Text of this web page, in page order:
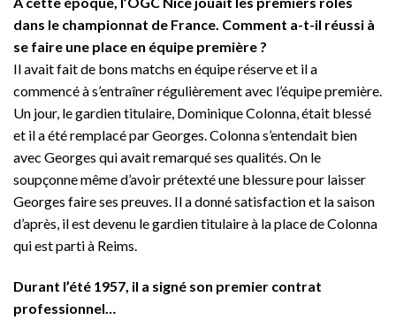
dans le championnat de France. Comment a-t-il réussi à
se faire une place en équipe première ?
Il avait fait de bons matchs en équipe réserve et il a
commencé à s’entraîner régulièrement avec l’équipe première.
Un jour, le gardien titulaire, Dominique Colonna, était blessé
et il a été remplacé par Georges. Colonna s’entendait bien
avec Georges qui avait remarqué ses qualités. On le
soupçonne même d’avoir prétexté une blessure pour laisser
Georges faire ses preuves. Il a donné satisfaction et la saison
d’après, il est devenu le gardien titulaire à la place de Colonna
qui est parti à Reims.
Durant l’été 1957, il a signé son premier contrat
professionnel…